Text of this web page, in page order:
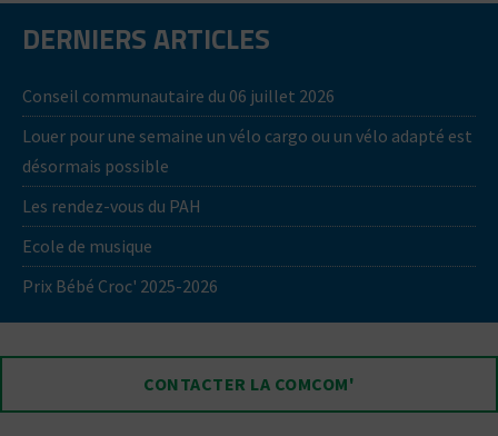
DERNIERS ARTICLES
Conseil communautaire du 06 juillet 2026
Louer pour une semaine un vélo cargo ou un vélo adapté est
désormais possible
Les rendez-vous du PAH
Ecole de musique
Prix Bébé Croc' 2025-2026
CONTACTER LA COMCOM'